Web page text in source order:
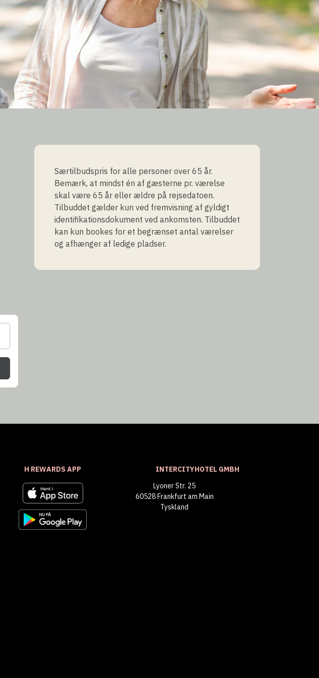
Særtilbudspris for alle personer over 65 år.
Bemærk, at mindst én af gæsterne pr. værelse
skal være 65 år eller ældre på rejsedatoen.
Tilbuddet gælder kun ved fremvisning af gyldigt
identifikationsdokument ved ankomsten. Tilbuddet
kan kun bookes for et begrænset antal værelser
og afhænger af ledige pladser.
H REWARDS APP
INTERCITYHOTEL GMBH
Lyoner Str. 25
60528 Frankfurt am Main
Tyskland